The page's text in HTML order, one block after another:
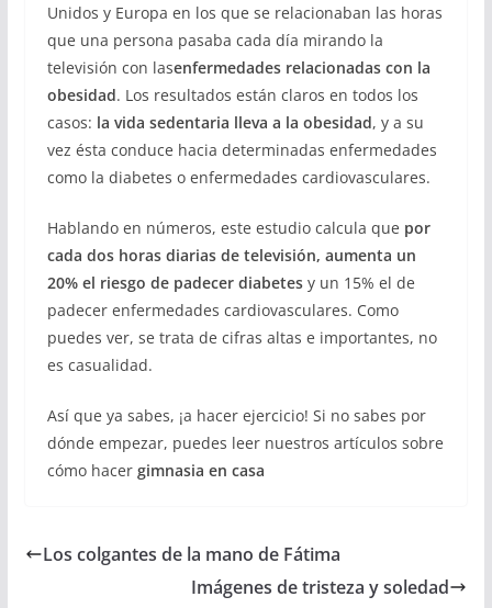
Unidos y Europa en los que se relacionaban las horas
que una persona pasaba cada día mirando la
televisión con lasenfermedades relacionadas con la
obesidad. Los resultados están claros en todos los
casos: la vida sedentaria lleva a la obesidad, y a su
vez ésta conduce hacia determinadas enfermedades
como la diabetes o enfermedades cardiovasculares.
Hablando en números, este estudio calcula que por
cada dos horas diarias de televisión, aumenta un
20% el riesgo de padecer diabetesy un 15% el de
padecer enfermedades cardiovasculares. Como
puedes ver, se trata de cifras altas e importantes, no
es casualidad.
Así que ya sabes, ¡a hacer ejercicio! Si no sabes por
dónde empezar, puedes leer nuestros artículos sobre
cómo hacer gimnasia en casa
Los colgantes de la mano de Fátima
Imágenes de tristeza y soledad